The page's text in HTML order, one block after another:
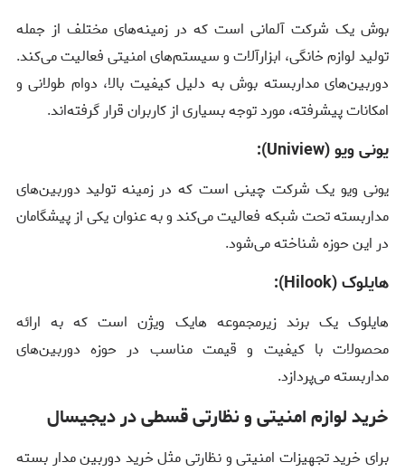
بوش یک شرکت آلمانی است که در زمینه‌های مختلف از جمله
تولید لوازم خانگی، ابزارآلات و سیستم‌های امنیتی فعالیت می‌کند.
دوربین‌های مداربسته بوش به دلیل کیفیت بالا، دوام طولانی و
امکانات پیشرفته، مورد توجه بسیاری از کاربران قرار گرفته‌اند.
یونی ویو (Uniview
):
یونی ویو یک شرکت چینی است که در زمینه تولید دوربین‌های
مداربسته تحت شبکه فعالیت می‌کند و به عنوان یکی از پیشگامان
در این حوزه شناخته می‌شود.
هایلوک (Hilook
):
هایلوک یک برند زیرمجموعه هایک ویژن است که به ارائه
محصولات با کیفیت و قیمت مناسب در حوزه دوربین‌های
مداربسته می‌پردازد.
خرید لوازم امنیتی و نظارتی قسطی در دیجیسال
برای خرید تجهیزات امنیتی و نظارتی مثل خرید دوربین مدار بسته